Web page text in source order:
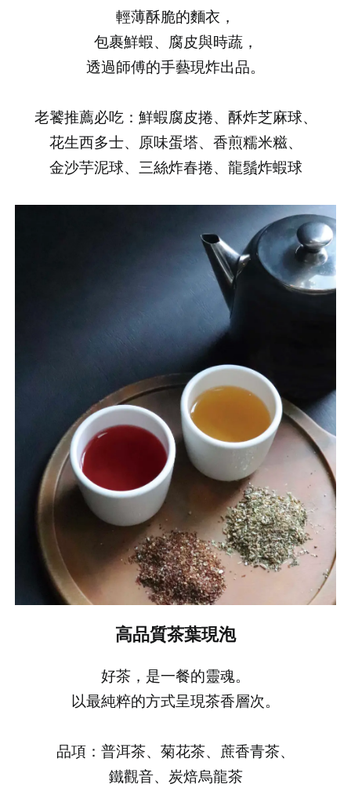
輕薄酥脆的麵衣，
包裹鮮蝦、腐皮與時蔬，
透過師傅的手藝現炸出品。
老饕推薦必吃：鮮蝦腐皮捲、酥炸芝麻球、
花生西多士、原味蛋塔、香煎糯米糍、
金沙芋泥球、三絲炸春捲、龍鬚炸蝦球
高品質茶葉現泡
好茶，是一餐的靈魂。
以最純粹的方式呈現茶香層次。
品項：普洱茶、菊花茶、蔗香青茶、
鐵觀音、炭焙烏龍茶